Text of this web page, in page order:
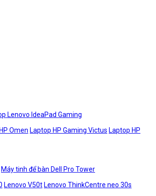
Lenovo IdeaPad Gaming
Omen Laptop HP Gaming Victus Laptop HP
Máy tinh để bàn Dell Pro Tower
Lenovo V50t Lenovo ThinkCentre neo 30s